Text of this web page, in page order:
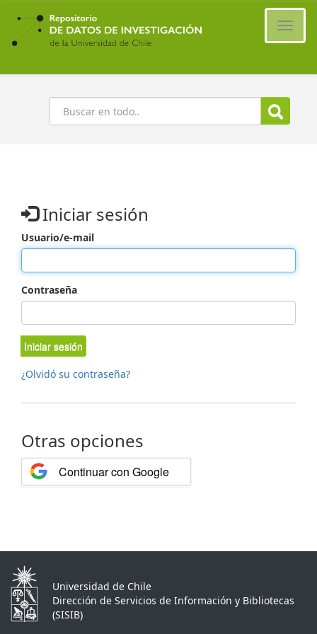
Ir
contenido
principal
Buscar
Iniciar sesión
Usuario/e-mail
Contraseña
Iniciar sesión
¿Olvidó su contraseña?
Otras opciones
Continuar con Google
Universidad de Chile
Dirección de Servicios de Información y Bibliotecas
(SISIB)